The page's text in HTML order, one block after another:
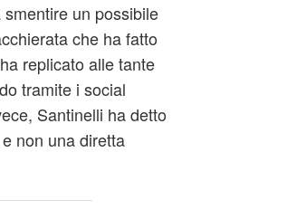
un possibile
che ha fatto
replicato alle tante
tramite i social
Santinelli ha detto
non una diretta